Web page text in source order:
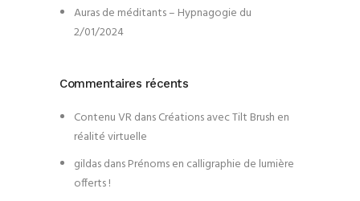
Auras de méditants – Hypnagogie du
2/01/2024
Commentaires récents
Contenu VRdansCréations avec Tilt Brush en
réalité virtuelle
gildasdansPrénoms en calligraphie de lumière
offerts !